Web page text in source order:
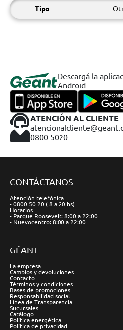
Tipo
Descargá la
Android
ATENCIÓN AL CLIENTE
0800 5020
CONTÁCTANOS
Atención telefónica
- 0800 50 20 ( 8 a 20 hs)
Horarios
- Parque Roosevelt: 8:00 a 22:00
- Nuevocentro: 8:00 a 22:00
GÉANT
La empresa
Cambios y devoluciones
Contacto
Términos y condiciones
Bases de promociones
Responsabilidad social
Línea de Transparencia
Sucursales
Catálogo
Política energética
Política de privacidad